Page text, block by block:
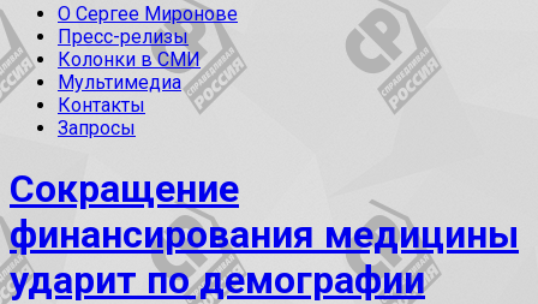
О Сергее Миронове
Пресс-релизы
Колонки в СМИ
Мультимедиа
Контакты
Запросы
Сокращение
финансирования медицины
ударит по демографии